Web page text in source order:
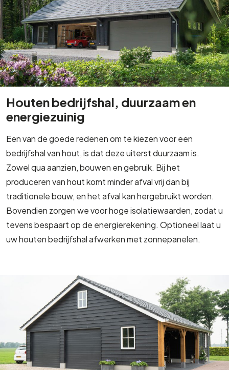
Houten bedrijfshal, duurzaam en
energiezuinig
Een van de goede redenen om te kiezen voor een
bedrijfshal van hout, is dat deze uiterst duurzaam is.
Zowel qua aanzien, bouwen en gebruik. Bij het
produceren van hout komt minder afval vrij dan bij
traditionele bouw, en het afval kan hergebruikt worden.
Bovendien zorgen we voor hoge isolatiewaarden, zodat u
tevens bespaart op de energierekening. Optioneel laat u
uw houten bedrijfshal afwerken met zonnepanelen.